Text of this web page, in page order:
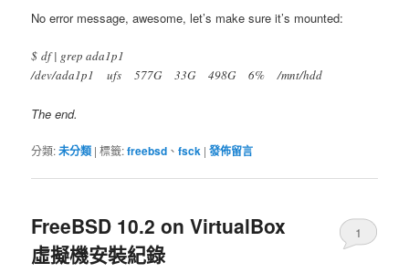
No error message, awesome, let’s make sure it’s mounted:
$ df | grep ada1p1
/dev/ada1p1 ufs 577G 33G 498G 6% /mnt/hdd
The end.
分類:未分類 |標籤:freebsd 、fsck |發佈留言
FreeBSD 10.2 on VirtualBox
虛擬機安裝紀錄
1